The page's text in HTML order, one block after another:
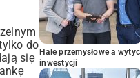
do
się Hale przemysłowe a
inwestycji